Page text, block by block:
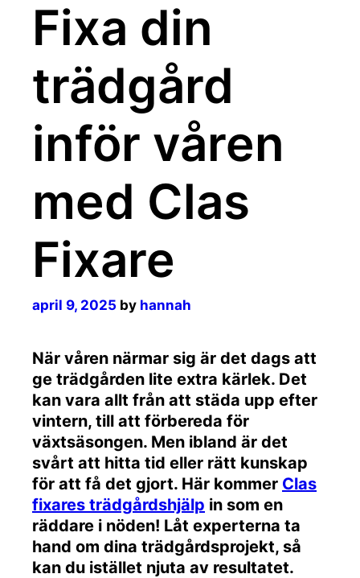
Fixa din
trädgård
inför våren
med Clas
Fixare
april 9, 2025 by hannah
När våren närmar sig är det dags att
ge trädgården lite extra kärlek. Det
kan vara allt från att städa upp efter
vintern, till att förbereda för
växtsäsongen. Men ibland är det
svårt att hitta tid eller rätt kunskap
för att få det gjort. Här kommer Clas
fixares trädgårdshjälp in som en
räddare i nöden! Låt experterna ta
hand om dina trädgårdsprojekt, så
kan du istället njuta av resultatet.